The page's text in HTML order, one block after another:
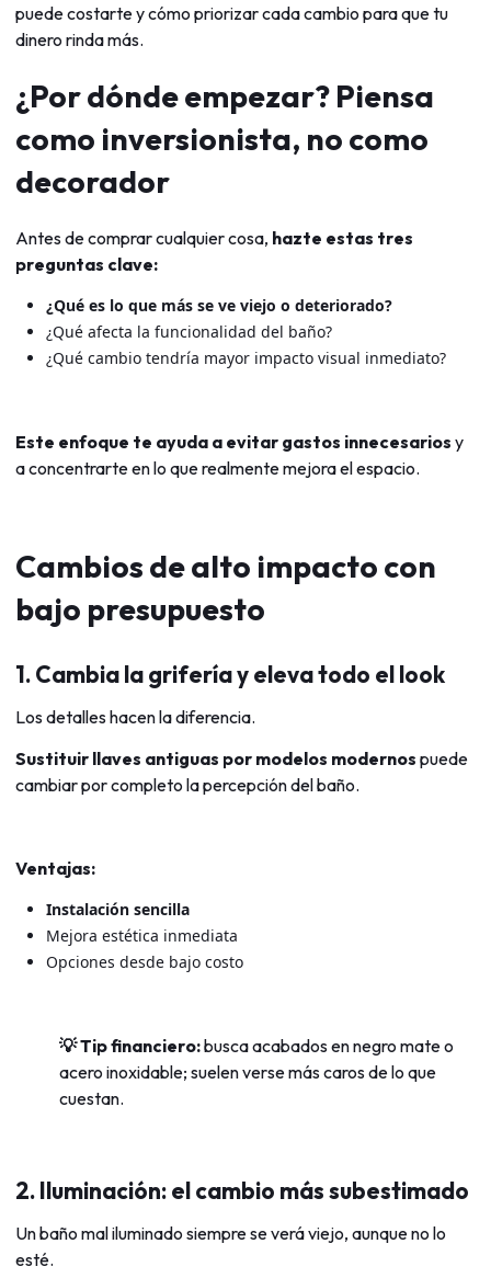
puede costarte y cómo priorizar cada cambio para que tu
dinero rinda más.
¿Por dónde empezar? Piensa
como inversionista, no como
decorador
Antes de comprar cualquier cosa, hazte estas tres
preguntas clave:
¿Qué es lo que más se ve viejo o deteriorado?
¿Qué afecta la funcionalidad del baño?
¿Qué cambio tendría mayor impacto visual inmediato?
Este enfoque te ayuda a evitar gastos innecesarios y
a concentrarte en lo que realmente mejora el espacio.
Cambios de alto impacto con
bajo presupuesto
1. Cambia la grifería y eleva todo el look
Los detalles hacen la diferencia.
Sustituir llaves antiguas por modelos modernos puede
cambiar por completo la percepción del baño.
Ventajas:
Instalación sencilla
Mejora estética inmediata
Opciones desde bajo costo
💡 Tip financiero:busca acabados en negro mate o
acero inoxidable; suelen verse más caros de lo que
cuestan.
2. Iluminación: el cambio más subestimado
Un baño mal iluminado siempre se verá viejo, aunque no lo
esté.